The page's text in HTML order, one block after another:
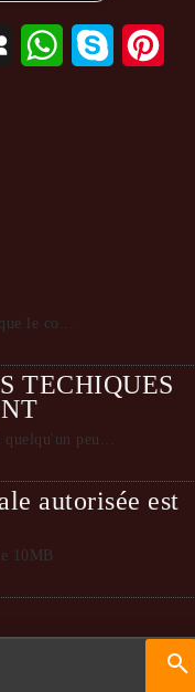
MySpaceWhatsAppSkype
le co...
TECHIQUES
quelqu'un peu...
autorisée est
10MB